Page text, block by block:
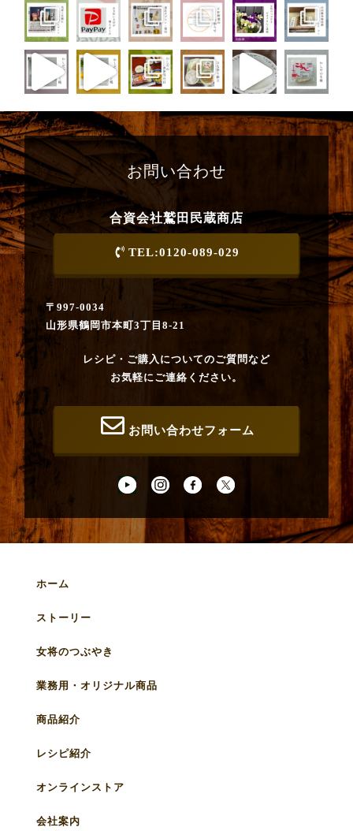
お問い合わせ
合資会社鷲田民蔵商店
TEL:0120-089-029
〒997-0034
山形県鶴岡市本町3丁目8-21
レシピ・ご購入についてのご質問など
お気軽にご連絡ください。
お問い合わせフォーム
ホーム
ストーリー
女将のつぶやき
業務用・オリジナル商品
商品紹介
レシピ紹介
オンラインストア
会社案内